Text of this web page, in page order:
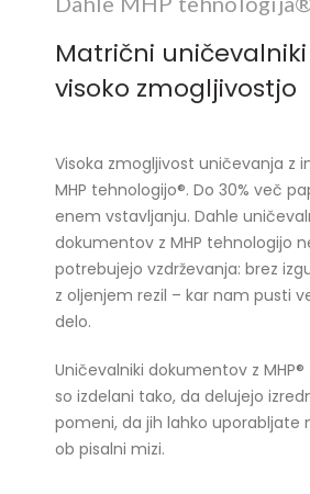
Matrični
visoko zmogljivostjo
Visoka zmogljivost uničevanja z
MHP tehnologijo®. Do 30% več
enem vstavljanju. Dahle
dokumentov z MHP tehnologijo
potrebujejo vzdrževanja: brez
z oljenjem rezil – kar nam pusti
delo.
Uničevalniki dokumentov z
so izdelani tako, da delujejo
pomeni, da jih lahko uporabljate
ob pisalni mizi.